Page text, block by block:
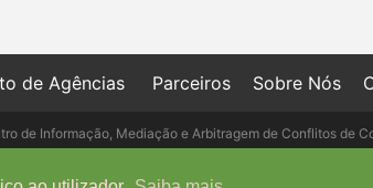
de Agências Parceiros Sobre Nós
de Informação, Mediação e Arbitragem de Conflitos de
- Telefone: